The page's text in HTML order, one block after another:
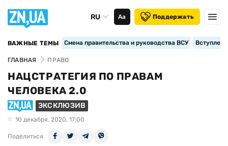
RU Аа Поддержать
ВАЖНЫЕ ТЕМЫ Смена правительства и руководства ВСУ
ГЛАВНАЯ ПРАВО
НАЦСТРАТЕГИЯ ПО ПРАВАМ
ЧЕЛОВЕКА 2.0
ЭКСКЛЮЗИВ
10 декабря, 2020, 17:00
Поделиться